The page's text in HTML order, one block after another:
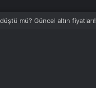
mü? Güncel altın fiyatları!